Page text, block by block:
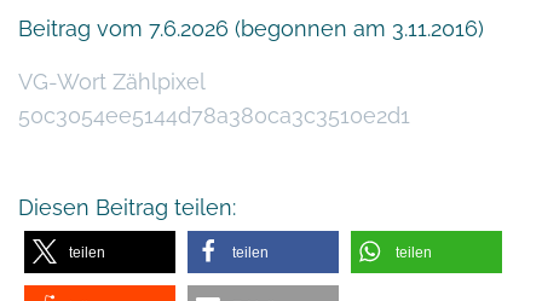
Beitrag vom 7.6.2026 (begonnen am 3.11.2016)
VG-Wort Zählpixel
50c3054ee5144d78a380ca3c3510e2d1
Diesen Beitrag teilen:
teilen teilen teilen